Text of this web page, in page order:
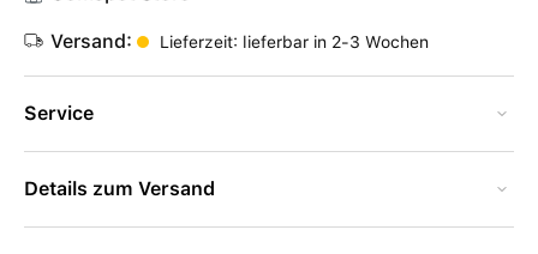
Versand: Lieferzeit: lieferbar in 2-3 Wochen
Service
Details zum Versand